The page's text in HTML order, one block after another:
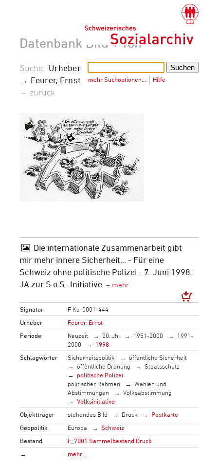
Datenbank Bild + Ton
mehr Suchoptionen… Hilfe
Suche: Urheber
→ Feurer, Ernst
– zurück
Die internationale Zusammenarbeit gibt
mir mehr innere Sicherheit... - Für eine
Schweiz ohne politische Polizei - 7. Juni 1998:
JA zur S.o.S.-Initiative
Signatur
F Ka-0001-444
Urheber
Feurer, Ernst
Periode
Neuzeit 20. Jh. 1951-2000
1991-
2000
1998
Schlagwörter
Sicherheitspolitik
öffentliche Sicherheit
öffentliche Ordnung
Staatsschutz
politische Polizei
politischer Rahmen
Wahlen und
Abstimmungen
Volksabstimmung
Volksinitiative
Objektträger
stehendes Bild Druck
Postkarte
Geopolitik
Europa
Schweiz
Bestand
F_7001 Sammelbestand Druck
→
mehr…